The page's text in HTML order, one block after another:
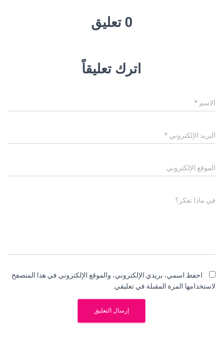
0 تعليق
اترك تعليقاً
الاسم *
البريد الإلكتروني *
الموقع الإلكتروني
في ماذا تفكر؟
احفظ اسمي، بريدي الإلكتروني، والموقع الإلكتروني في هذا المتصفح
لاستخدامها المرة المقبلة في تعليقي.